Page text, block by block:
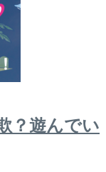
？遊んでい